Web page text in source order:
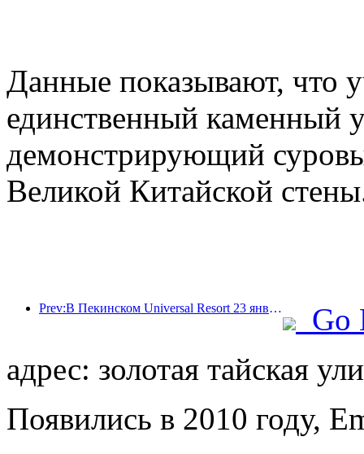
Данные показывают, что
единственный каменный
демонстрирующий
Великой Китайской
Prev:В Пекинском Universal Resort 23 января стартует мероприятие, посвященное китайскому Новому году, которое продлится 40 дней.
Go
адрес: золотая тайская
Появились в 2010 году,